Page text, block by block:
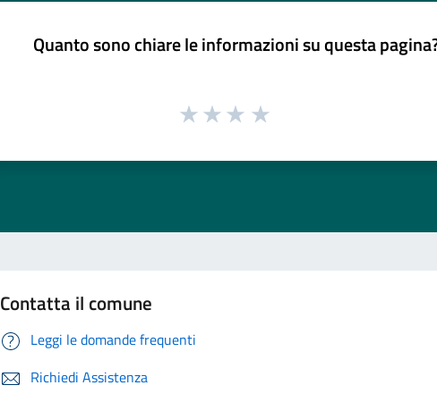
Quanto sono chiare le informazioni su questa
Contatta il comune
Leggi le domande frequenti
Richiedi Assistenza